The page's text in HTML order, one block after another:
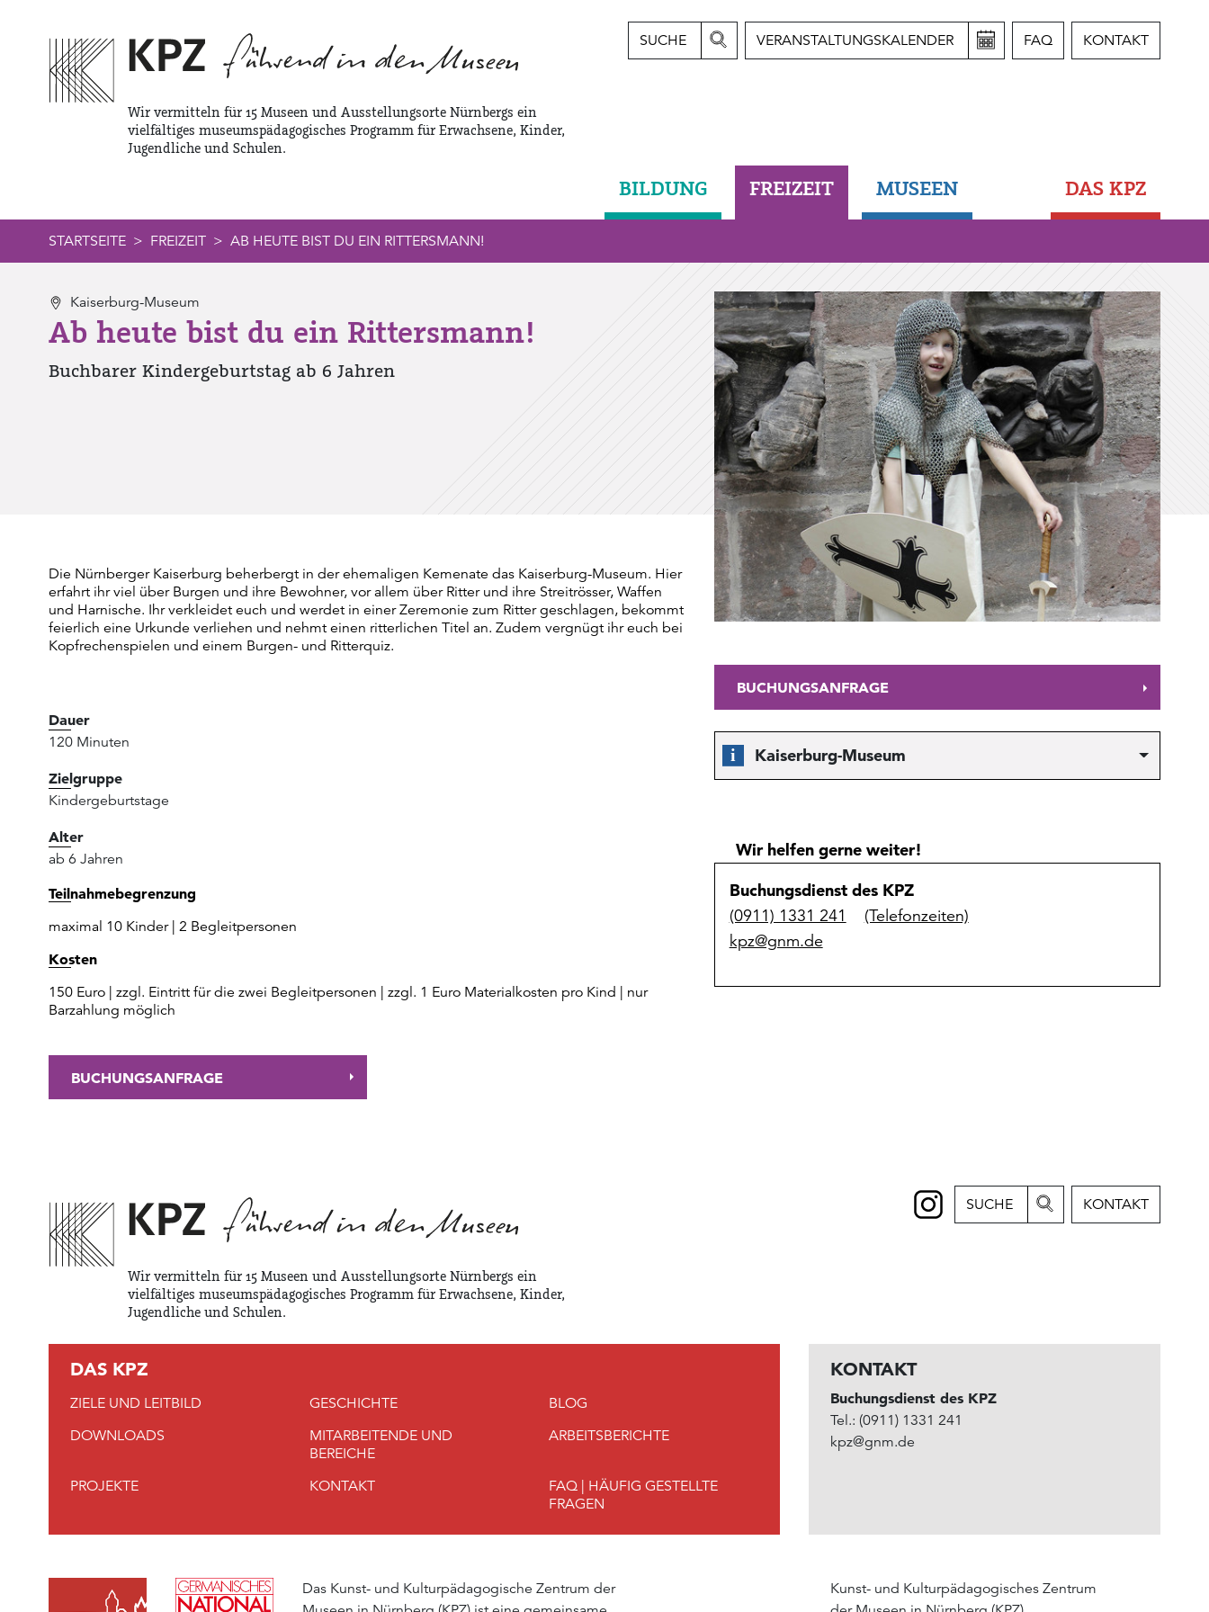
Wir vermitteln für 15 Museen und Ausstellungsorte Nürnbergs ein
vielfältiges museumspädagogisches Programm für Erwachsene, Kinder,
Jugendliche und Schulen.
SUCHE VERANSTALTUNGSKALENDER FAQ KONTAKT
BILDUNG FREIZEIT MUSEEN DAS KPZ
STARTSEITE FREIZEIT AB HEUTE BIST DU EIN RITTERSMANN!
Kaiserburg-Museum
Ab heute bist du ein Rittersmann!
Buchbarer Kindergeburtstag ab 6 Jahren
Die Nürnberger Kaiserburg beherbergt in der ehemaligen Kemenate das Kaiserburg-Museum. Hier
erfahrt ihr viel über Burgen und ihre Bewohner, vor allem über Ritter und ihre Streitrösser, Waffen
und Harnische. Ihr verkleidet euch und werdet in einer Zeremonie zum Ritter geschlagen, bekommt
feierlich eine Urkunde verliehen und nehmt einen ritterlichen Titel an. Zudem vergnügt ihr euch bei
Kopfrechenspielen und einem Burgen- und Ritterquiz.
Dauer
120 Minuten
Zielgruppe
Kindergeburtstage
Alter
ab 6 Jahren
Teilnahmebegrenzung
maximal 10 Kinder | 2 Begleitpersonen
Kosten
150 Euro | zzgl. Eintritt für die zwei Begleitpersonen | zzgl. 1 Euro Materialkosten pro Kind | nur
Barzahlung möglich
BUCHUNGSANFRAGE
BUCHUNGSANFRAGE
Kaiserburg-Museum
Wir helfen gerne weiter!
Buchungsdienst des KPZ
(0911) 1331 241
(Telefonzeiten)
kpz@gnm.de
Wir vermitteln für 15 Museen und Ausstellungsorte Nürnbergs ein
vielfältiges museumspädagogisches Programm für Erwachsene, Kinder,
Jugendliche und Schulen.
SUCHE KONTAKT
DAS KPZ
ZIELE UND LEITBILD GESCHICHTE
BLOG
DOWNLOADS
MITARBEITENDE UND
BEREICHE
ARBEITSBERICHTE
PROJEKTE KONTAKT
FAQ | HÄUFIG GESTELLTE
FRAGEN
KONTAKT
Buchungsdienst des KPZ
Tel.: (0911) 1331 241
kpz@gnm.de
Das Kunst- und Kulturpädagogische Zentrum der
Kunst- und Kulturpädagogisches Zentrum